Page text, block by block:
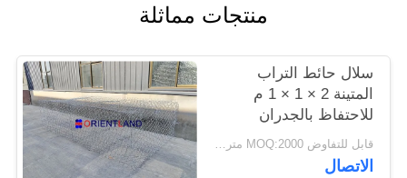
PRIVACY
POLICY
منتجات مماثلة
سلال حائط التراب
المتينة 2 × 1 × 1 م
للاحتفاظ بالجدران
والمنحدرات
قابل للتفاوض MOQ:2000 متر مربع
الاتصال